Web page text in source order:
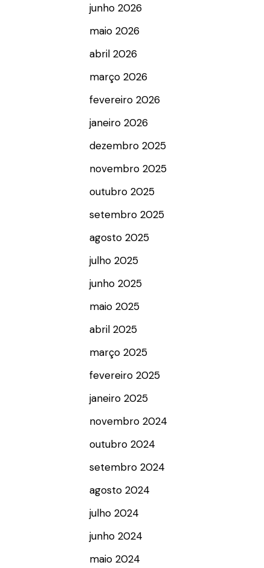
junho 2026
maio 2026
abril 2026
março 2026
fevereiro 2026
janeiro 2026
dezembro 2025
novembro 2025
outubro 2025
setembro 2025
agosto 2025
julho 2025
junho 2025
maio 2025
abril 2025
março 2025
fevereiro 2025
janeiro 2025
novembro 2024
outubro 2024
setembro 2024
agosto 2024
julho 2024
junho 2024
maio 2024